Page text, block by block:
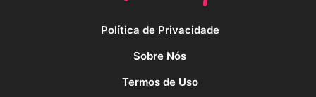
Política de Privacidade
Sobre Nós
Termos de Uso